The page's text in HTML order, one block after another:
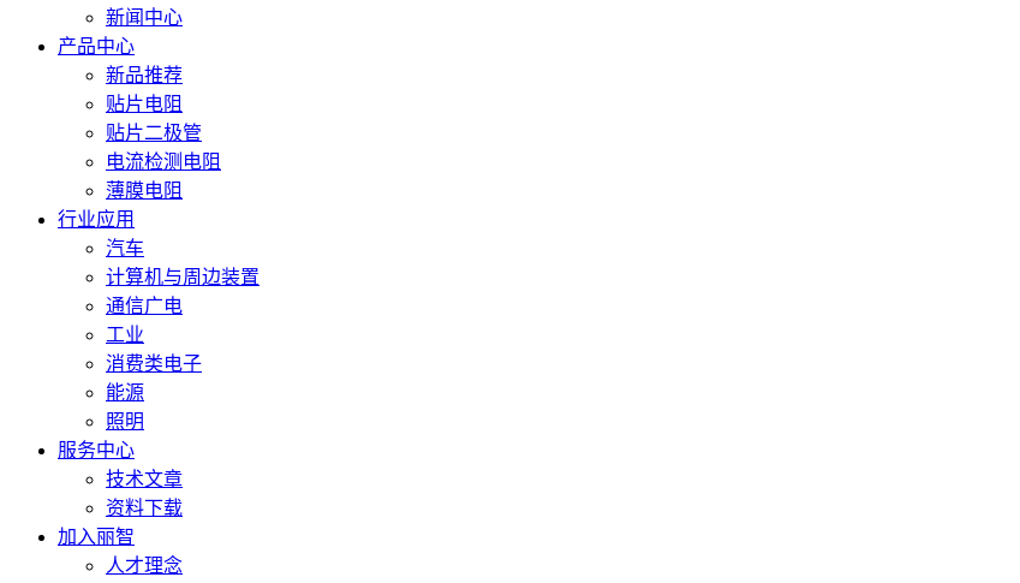
新闻中心
产品中心
新品推荐
贴片电阻
贴片二极管
电流检测电阻
薄膜电阻
行业应用
汽车
计算机与周边装置
通信广电
工业
消费类电子
能源
照明
服务中心
技术文章
资料下载
加入丽智
人才理念